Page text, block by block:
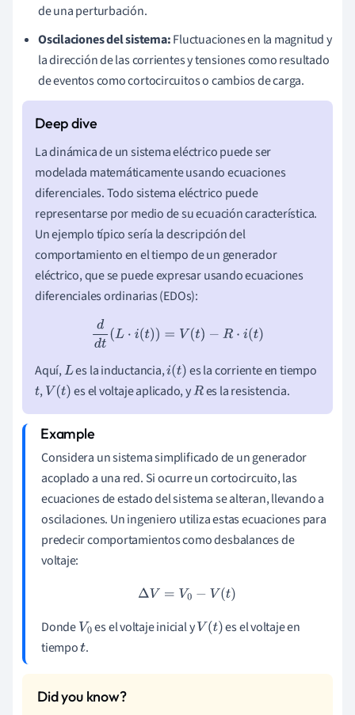
de una perturbación.
Oscilaciones del sistema:Fluctuaciones en la magnitud y
la dirección de las corrientes y tensiones como resultado
de eventos como cortocircuitos o cambios de carga.
La dinámica de un sistema eléctrico puede ser
modelada matemáticamente usando ecuaciones
diferenciales. Todo sistema eléctrico puede
representarse por medio de su ecuación característica.
Un ejemplo típico sería la descripción del
comportamiento en el tiempo de un generador
eléctrico, que se puede expresar usando ecuaciones
diferenciales ordinarias (EDOs):
d dt(L⋅i t)) =V(t)− R⋅i( t)
Aquí,Les la inductancia,i(t) es la corriente en tiempo
t, V(t) es el voltaje aplicado, yR es la resistencia.
Considera un sistema simplificado de un generador
acoplado a una red. Si ocurre un cortocircuito, las
ecuaciones de estado del sistema se alteran, llevando a
oscilaciones. Un ingeniero utiliza estas ecuaciones para
predecir comportamientos como desbalances de
voltaje:
ΔV= V0−V( t)
Donde V0 es el voltaje inicial yV(t)
es el voltaje en
tiempot.